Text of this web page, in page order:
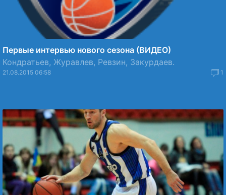
Первые интервью нового сезона (ВИДЕО)
Кондратьев, Журавлев, Ревзин, Закурдаев.
21.08.2015 06:58 1